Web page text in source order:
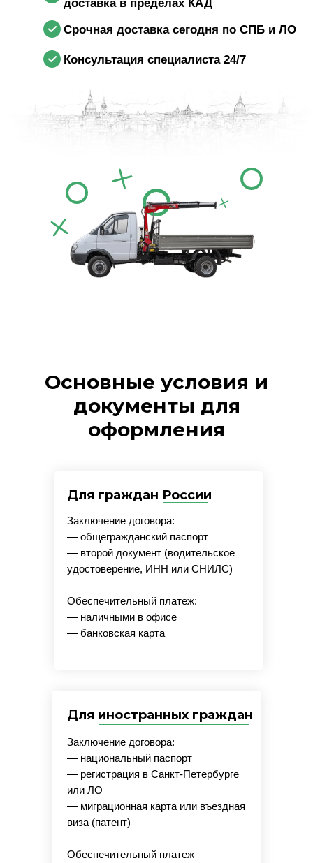
доставка в пределах КАД
Срочная доставка сегодня по СПБ и ЛО
Консультация специалиста 24/7
Основные условия и
документы для
оформления
Для граждан России
Для иностранных граждан
Заключение договора:
— общегражданский паспорт
— второй документ (водительское
удостоверение, ИНН или СНИЛС)
Обеспечительный платеж:
— наличными в офисе
— банковская карта
Заключение договора:
— национальный паспорт
— регистрация в Санкт-Петербурге
или ЛО
— миграционная карта или въездная
виза (патент)
Обеспечительный платеж